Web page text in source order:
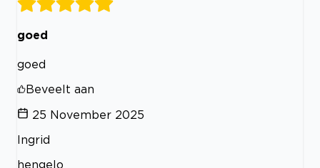
goed
goed
Beveelt aan
25 November 2025
Ingrid
hengelo